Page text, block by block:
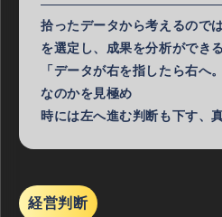
拾ったデータから考えるので
を選定し、成果を分析ができ
「データが右を指したら右へ
なのかを見極め
時には左へ進む判断も下す、
経営判断